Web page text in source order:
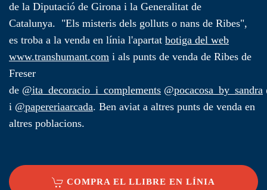
de la Diputació de Girona i la Generalitat de
Catalunya. "Els misteris dels golluts o nans de Ribes",
es troba a la venda en línia l'apartat botiga del web
www.transhumant.com i als punts de venda de Ribes de
Freser
de @ita_decoracio_i_complements @pocacosa_by_sandra
i @papereriaarcada. Ben aviat a altres punts de venda en
altres poblacions.
COMPRA EL LLIBRE EN LÍNIA